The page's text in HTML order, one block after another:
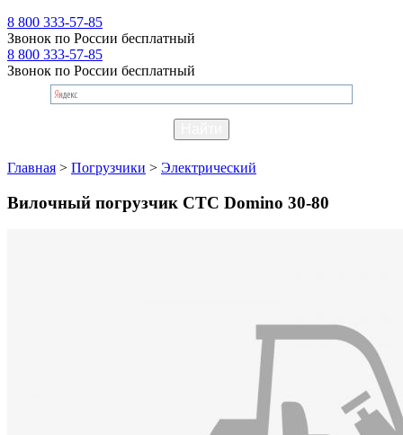
8 800 333-57-85
Звонок по России бесплатный
8 800 333-57-85
Звонок по России бесплатный
Главная > Погрузчики > Электрический
Вилочный погрузчик CTC Domino 30-80